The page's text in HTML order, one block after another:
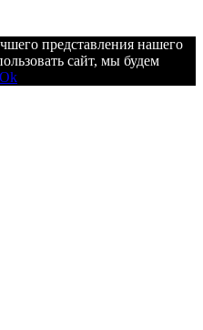
представления нашего
сайт, мы будем
Ok